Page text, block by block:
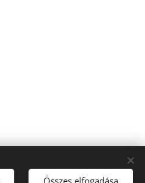
Összes elfogadása